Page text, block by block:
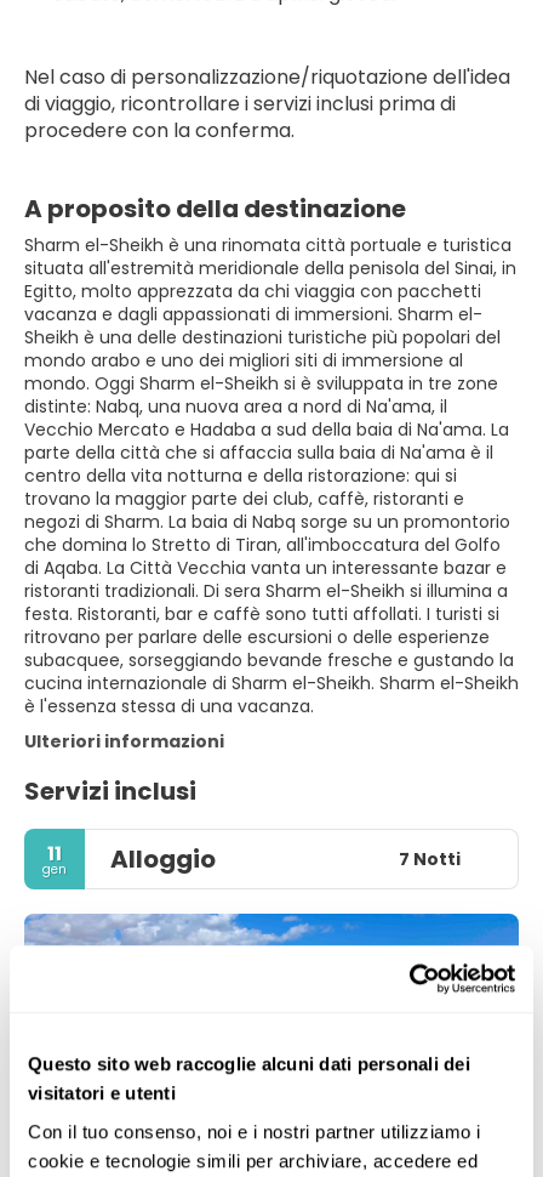
Questo sito web raccoglie alcuni dati personali dei
visitatori e utenti
Con il tuo consenso, noi e i nostri partner utilizziamo i
cookie e tecnologie simili per archiviare, accedere ed
Nel caso di personalizzazione/riquotazione dell'idea
di viaggio, ricontrollare i servizi inclusi prima di
procedere con la conferma.
A proposito della destinazione
Sharm el-Sheikh è una rinomata città portuale e turistica
situata all'estremità meridionale della penisola del Sinai, in
Egitto, molto apprezzata da chi viaggia con pacchetti
vacanza e dagli appassionati di immersioni. Sharm el-
Sheikh è una delle destinazioni turistiche più popolari del
mondo arabo e uno dei migliori siti di immersione al
mondo. Oggi Sharm el-Sheikh si è sviluppata in tre zone
distinte: Nabq, una nuova area a nord di Na'ama, il
Vecchio Mercato e Hadaba a sud della baia di Na'ama. La
parte della città che si affaccia sulla baia di Na'ama è il
centro della vita notturna e della ristorazione: qui si
trovano la maggior parte dei club, caffè, ristoranti e
negozi di Sharm. La baia di Nabq sorge su un promontorio
che domina lo Stretto di Tiran, all'imboccatura del Golfo
di Aqaba. La Città Vecchia vanta un interessante bazar e
ristoranti tradizionali. Di sera Sharm el-Sheikh si illumina a
festa. Ristoranti, bar e caffè sono tutti affollati. I turisti si
ritrovano per parlare delle escursioni o delle esperienze
subacquee, sorseggiando bevande fresche e gustando la
cucina internazionale di Sharm el-Sheikh. Sharm el-Sheikh
è l'essenza stessa di una vacanza.
Ulteriori informazioni
Servizi inclusi
11
gen Alloggio 7 Notti